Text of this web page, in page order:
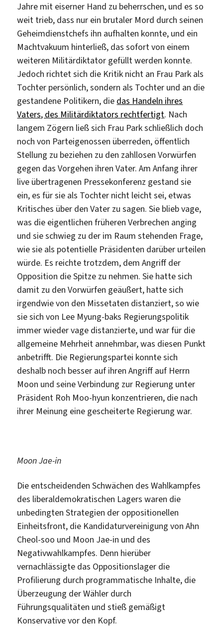
Jahre mit eiserner Hand zu beherrschen, und es so
weit trieb, dass nur ein brutaler Mord durch seinen
Geheimdienstchefs ihn aufhalten konnte, und ein
Machtvakuum hinterließ, das sofort von einem
weiteren Militärdiktator gefüllt werden konnte.
Jedoch richtet sich die Kritik nicht an Frau Park als
Tochter persönlich, sondern als Tochter und an die
gestandene Politikern, die das Handeln ihres
Vaters, des Militärdiktators rechtfertigt. Nach
langem Zögern ließ sich Frau Park schließlich doch
noch von Parteigenossen überreden, öffentlich
Stellung zu beziehen zu den zahllosen Vorwürfen
gegen das Vorgehen ihren Vater. Am Anfang ihrer
live übertragenen Pressekonferenz gestand sie
ein, es für sie als Tochter nicht leicht sei, etwas
Kritisches über den Vater zu sagen. Sie blieb vage,
was die eigentlichen früheren Verbrechen anging
und sie schwieg zu der im Raum stehenden Frage,
wie sie als potentielle Präsidenten darüber urteilen
würde. Es reichte trotzdem, dem Angriff der
Opposition die Spitze zu nehmen. Sie hatte sich
damit zu den Vorwürfen geäußert, hatte sich
irgendwie von den Missetaten distanziert, so wie
sie sich von Lee Myung-baks Regierungspolitik
immer wieder vage distanzierte, und war für die
allgemeine Mehrheit annehmbar, was diesen Punkt
anbetrifft. Die Regierungspartei konnte sich
deshalb noch besser auf ihren Angriff auf Herrn
Moon und seine Verbindung zur Regierung unter
Präsident Roh Moo-hyun konzentrieren, die nach
ihrer Meinung eine gescheiterte Regierung war.
Moon Jae-in
Die entscheidenden Schwächen des Wahlkampfes
des liberaldemokratischen Lagers waren die
unbedingten Strategien der oppositionellen
Einheitsfront, die Kandidaturvereinigung von Ahn
Cheol-soo und Moon Jae-in und des
Negativwahlkampfes. Denn hierüber
vernachlässigte das Oppositionslager die
Profilierung durch programmatische Inhalte, die
Überzeugung der Wähler durch
Führungsqualitäten und stieß gemäßigt
Konservative vor den Kopf.